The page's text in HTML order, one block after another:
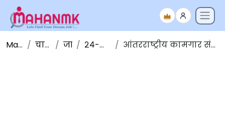
Maha NMK चालू घडामोडी जानेवारी २४-जानेवारी -२०२० आंतरराष्ट्रीय कामगार संघटना (ILO) कामगार अहवाल, २०२० जाहीर